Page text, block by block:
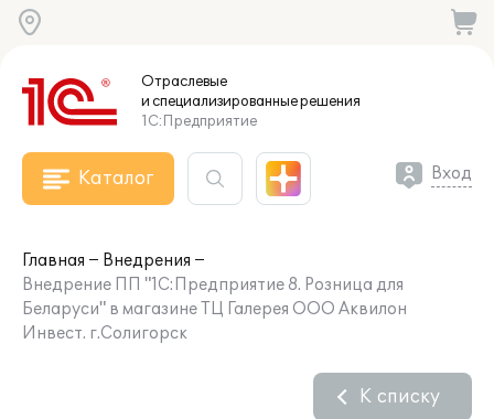
Отраслевые
и специализированныерешения
1С:Предприятие
Каталог Вход
Главная
Внедрения
Внедрение ПП "1С:Предприятие 8. Розница для
Беларуси" в магазине ТЦ Галерея ООО Аквилон
Инвест. г.Солигорск
К списку